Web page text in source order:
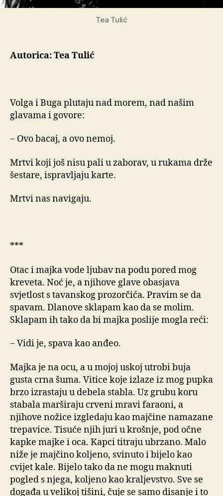
Tea Tulić
Autorica: Tea Tulić
Volga i Buga plutaju nad morem, nad našim
glavama i govore:
− Ovo bacaj, a ovo nemoj.
Mrtvi koji još nisu pali u zaborav, u rukama drže
šestare, ispravljaju karte.
Mrtvi nas navigaju.
***
Otac i majka vode ljubav na podu pored mog
kreveta. Noć je, a njihove glave obasjava
svjetlost s tavanskog prozorčića. Pravim se da
spavam. Dlanove sklapam kao da se molim.
Sklapam ih tako da bi majka poslije mogla reći:
− Vidi je, spava kao anđeo.
Majka je na ocu, a u mojoj uskoj utrobi buja
gusta crna šuma. Vitice koje izlaze iz mog pupka
brzo izrastaju u debela stabla. Uz grubu koru
stabala marširaju crveni mravi faraoni, a
njihove nožice izgledaju kao majčine namazane
trepavice. Tisuće njih juri u krošnje, pod očne
kapke majke i oca. Kapci titraju ubrzano. Malo
niže je majčino koljeno, svinuto i bijelo kao
cvijet kale. Bijelo tako da ne mogu maknuti
pogled s njega, koljeno kao kraljevstvo. Sve se
događa u velikoj tišini, čuje se samo disanje i to